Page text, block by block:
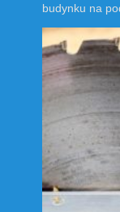
budynku na